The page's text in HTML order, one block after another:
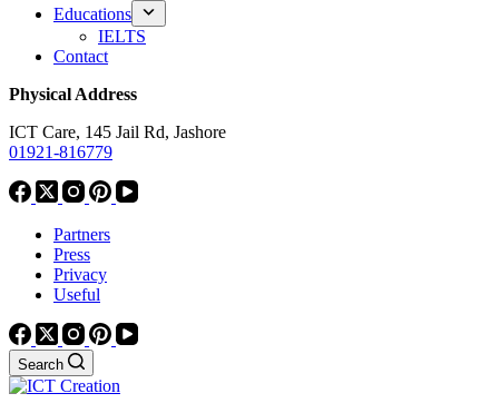
Educations
IELTS
Contact
Physical Address
ICT Care, 145 Jail Rd, Jashore
01921-816779
Partners
Press
Privacy
Useful
Search